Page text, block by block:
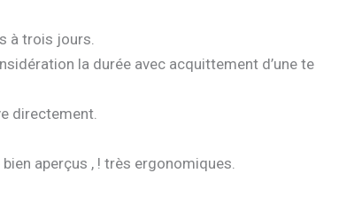
à trois jours.
la durée avec acquittement d’une te
directement.
aperçus , ! très ergonomiques.